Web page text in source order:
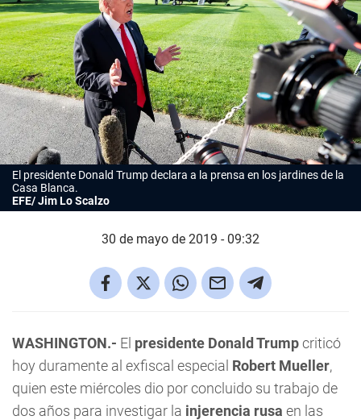
El presidente Donald Trump declara a la prensa en los jardines de la
Casa Blanca.
EFE/ Jim Lo Scalzo
30 de mayo de 2019 - 09:32
WASHINGTON.- El presidente Donald Trumpcriticó
hoy duramente al exfiscal especial Robert Mueller,
quien este miércoles dio por concluido su trabajo de
dos años para investigar la injerencia rusa en las